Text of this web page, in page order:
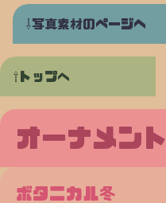
写真素材のページヘ
トップへ
オーナメント
ボタニカル冬